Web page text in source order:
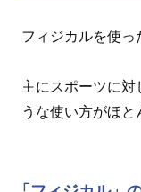
フィジカルを使っ
主にスポーツに対
うな使い方がほと